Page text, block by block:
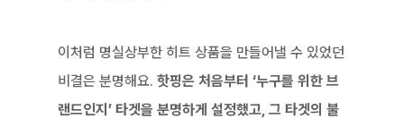
이처럼 명실상부한 히트 상품을 만들어낼 수 있었던
비결은 분명해요. 핫핑은 처음부터 ‘누구를 위한 브
랜드인지’ 타겟을 분명하게 설정했고, 그 타겟의 불